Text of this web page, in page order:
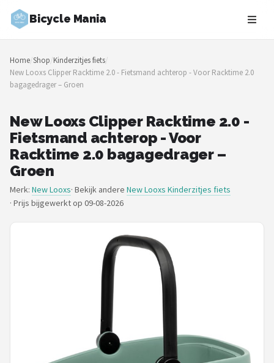
Bicycle Mania
Zoeken
NAVIGATIE
Shop
Merken
Blog
Fietsroutes
Kinderfietsen
Elektrische fietsen
POPULAIRE MERKEN
Home/Shop/Kinderzitjes fiets/
New Looxs Clipper Racktime 2.0 - Fietsmand achterop - Voor Racktime 2.0
bagagedrager – Groen
New Looxs Clipper Racktime 2.0 -
Fietsmand achterop - Voor
Racktime 2.0 bagagedrager –
Groen
Merk: New Looxs· Bekijk andere New Looxs Kinderzitjes fiets
· Prijs bijgewerkt op 09-08-2026